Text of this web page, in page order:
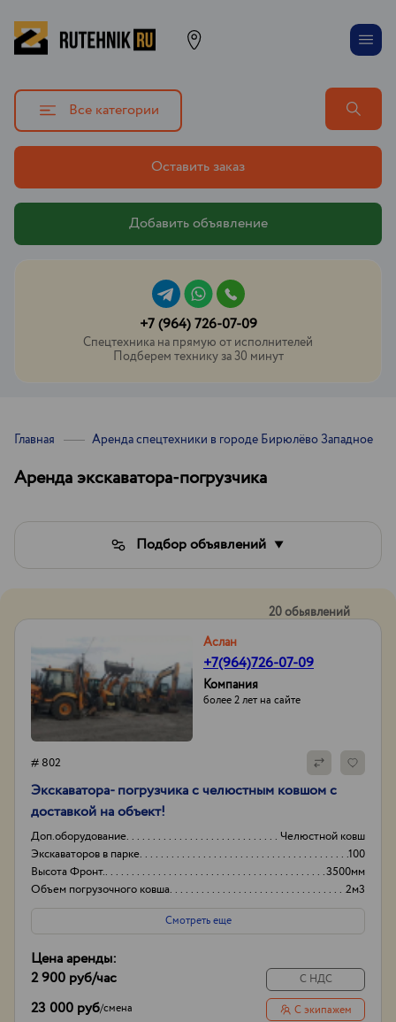
Все категории
Оставить заказ
Добавить объявление
+7 (964) 726-07-09
Спецтехника на прямую от исполнителей
Подберем технику за 30 минут
Главная Аренда спецтехники в городе Бирюлёво Западное
Аренда экскаватора-погрузчика
Подбор объявлений
20 обьявлений
Аслан
+7(964)726-07-09
Компания
более 2 лет на сайте
# 802
Экcкаватора- погрузчика с челюстным ковшом с
доставкой на объект!
Доп.оборудование
Челюстной ковш
Экскаваторов в парке
100
Высота Фронт.
3500мм
Объем погрузочного ковша
2м3
Смотреть еще
Цена аренды:
2 900 руб/час
23 000 руб/смена
С НДС
С экипажем